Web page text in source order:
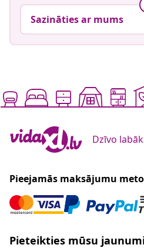
Sazināties ar mums
Dzīvo
Pieejamās maksājumu
Pieteikties mūsu